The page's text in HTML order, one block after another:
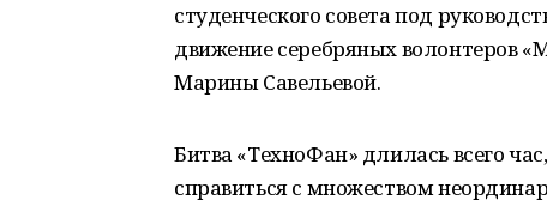
студенческого совета под
движение серебряных волонтеров
Марины Савельевой.
Битва «ТехноФан» длилась всего
справиться с множеством